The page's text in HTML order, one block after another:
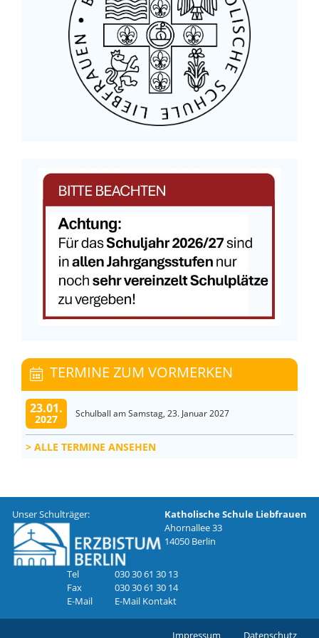
TERMINE ZUM VORMERKEN
23.01.
2027 Schulball am Samstag, 23. Januar 2027
ALLE TERMINE ANSEHEN
Unser Schulträger:
Katholische Schule Liebfrauen
Ahornallee 33
14050 Berlin
Tel
030 30 61 30 13
Fax
030 30 61 30 14
E-Mail
E-Mail Kontakt
Impressum Datenschutz